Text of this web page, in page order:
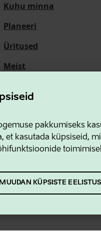
pakkumiseks
et kasutada küpsiseid,
MUUDAN KÜPSISTE EELISTUSI
Kuhu minna
Planeeri
Üritused
Meist
Ettevõtluse ja